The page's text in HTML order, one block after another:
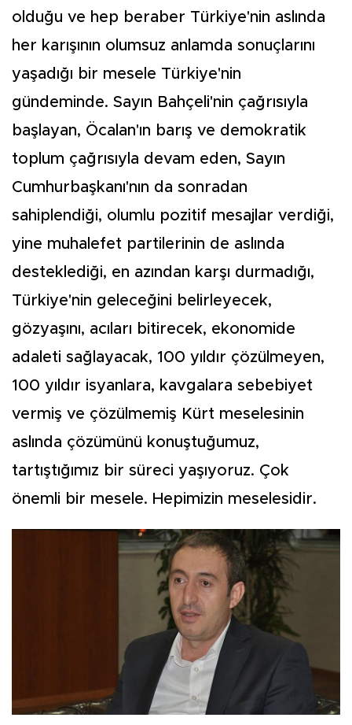
olduğu ve hep beraber Türkiye'nin aslında
her karışının olumsuz anlamda sonuçlarını
yaşadığı bir mesele Türkiye'nin
gündeminde. Sayın Bahçeli'nin çağrısıyla
başlayan, Öcalan'ın barış ve demokratik
toplum çağrısıyla devam eden, Sayın
Cumhurbaşkanı'nın da sonradan
sahiplendiği, olumlu pozitif mesajlar verdiği,
yine muhalefet partilerinin de aslında
desteklediği, en azından karşı durmadığı,
Türkiye'nin geleceğini belirleyecek,
gözyaşını, acıları bitirecek, ekonomide
adaleti sağlayacak, 100 yıldır çözülmeyen,
100 yıldır isyanlara, kavgalara sebebiyet
vermiş ve çözülmemiş Kürt meselesinin
aslında çözümünü konuştuğumuz,
tartıştığımız bir süreci yaşıyoruz. Çok
önemli bir mesele. Hepimizin meselesidir.